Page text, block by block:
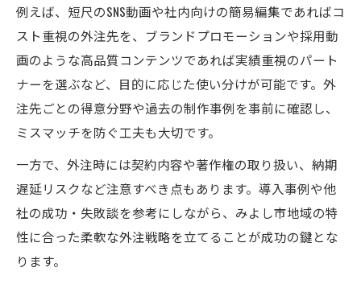
例えば、短尺のSNS動画や社内向けの簡易編集であればコ
スト重視の外注先を、ブランドプロモーションや採用動
画のような高品質コンテンツであれば実績重視のパート
ナーを選ぶなど、目的に応じた使い分けが可能です。外
注先ごとの得意分野や過去の制作事例を事前に確認し、
ミスマッチを防ぐ工夫も大切です。
一方で、外注時には契約内容や著作権の取り扱い、納期
遅延リスクなど注意すべき点もあります。導入事例や他
社の成功・失敗談を参考にしながら、みよし市地域の特
性に合った柔軟な外注戦略を立てることが成功の鍵とな
ります。